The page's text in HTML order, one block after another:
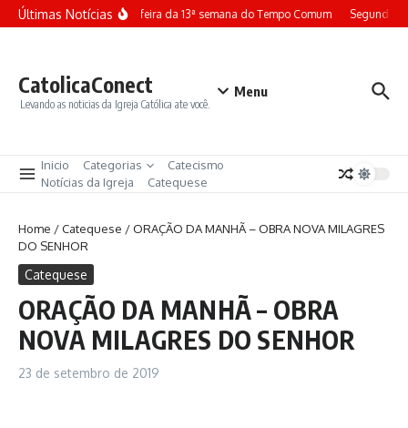
Ir para o conteúdo
Últimas NotíciasTerça-feira da 13ª semana do Tempo Comum Segunda-
CatolicaConect
Levando as noticias da Igreja Católica ate você.
Menu
Inicio Categorias
Catecismo
Notícias da Igreja
Catequese
Home /Catequese /ORAÇÃO DA MANHÃ – OBRA NOVA MILAGRES
DO SENHOR
Catequese
ORAÇÃO DA MANHÃ – OBRA
NOVA MILAGRES DO SENHOR
23 de setembro de 2019